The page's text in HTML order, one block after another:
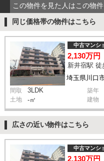
この物件を見た人はこの物
同じ価格帯の物件はこちら
埼玉県川口
中古マンシ
2,130万円
間取 3LDK 築年
土地 -㎡ 建物
広さの近い物件はこちら
中古マンシ
2,130万円